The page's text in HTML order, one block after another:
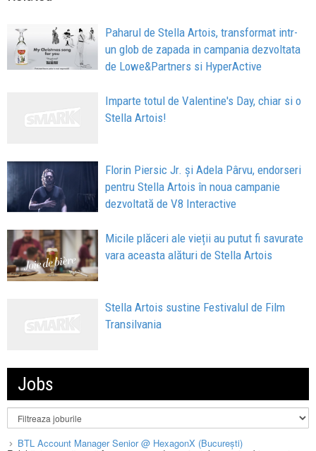
Paharul de Stella Artois, transformat intr-
un glob de zapada in campania dezvoltata
de Lowe&Partners si HyperActive
Imparte totul de Valentine's Day, chiar si o
Stella Artois!
Florin Piersic Jr. și Adela Pârvu, endorseri
pentru Stella Artois în noua campanie
dezvoltată de V8 Interactive
Micile plăceri ale vieții au putut fi savurate
vara aceasta alături de Stella Artois
Stella Artois sustine Festivalul de Film
Transilvania
Jobs
BTL Account Manager Senior @ HexagonX (București)